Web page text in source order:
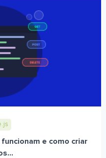
e como criar